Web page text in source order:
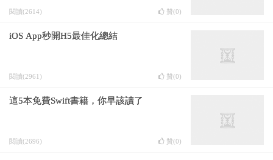
閱讀(2614) 贊(0)
iOS App秒開H5最佳化總結
閱讀(2961) 贊(0)
這5本免費Swift書籍，你早該讀了
閱讀(2696) 贊(0)